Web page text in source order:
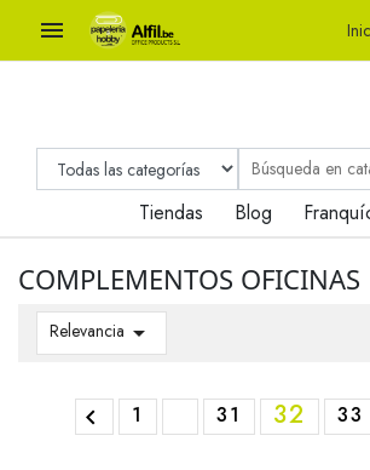

Tiendas Blog
COMPLEMENTOS OFICINAS
Relevancia 
 1 31 32 33